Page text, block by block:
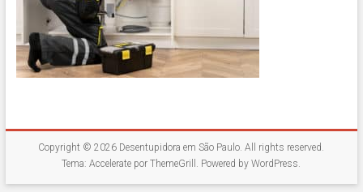
Copyright © 2026 Desentupidora em São Paulo. All rights reserved.
Tema:Accelerate por ThemeGrill. Powered byWordPress.